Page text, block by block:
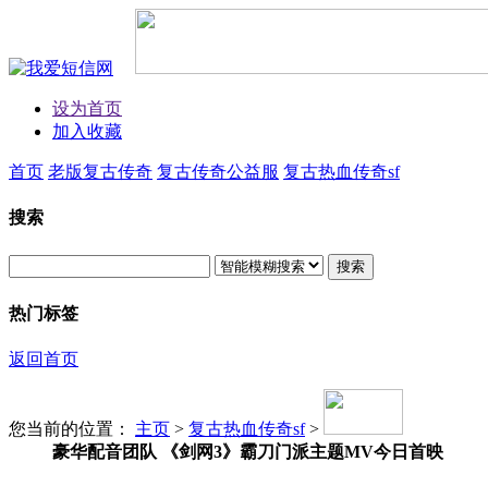
设为首页
加入收藏
首页 老版复古传奇 复古传奇公益服 复古热血传奇sf
搜索
搜索
热门标签
返回首页
您当前的位置： 主页 > 复古热血传奇sf>
豪华配音团队 《剑网3》霸刀门派主题MV今日首映